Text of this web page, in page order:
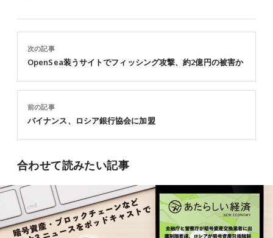
前の記事
バイナンス、ロシア銀行協会に加盟
次の記事
OpenSea装うサイトでフィッシング攻撃、約2億円の被害か
合わせて読みたい記事